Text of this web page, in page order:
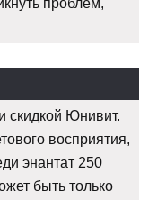
проблем,
скидкой Юнивит.
восприятия,
энантат 250
быть только